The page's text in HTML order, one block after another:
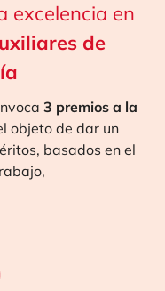
excelencia en
de
3 premios a la
objeto de dar un
basados en el